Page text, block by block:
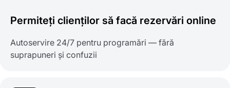
Permiteți clienților să facă rezervări online
Autoservire 24/7 pentru programări — fără
suprapuneri și confuzii